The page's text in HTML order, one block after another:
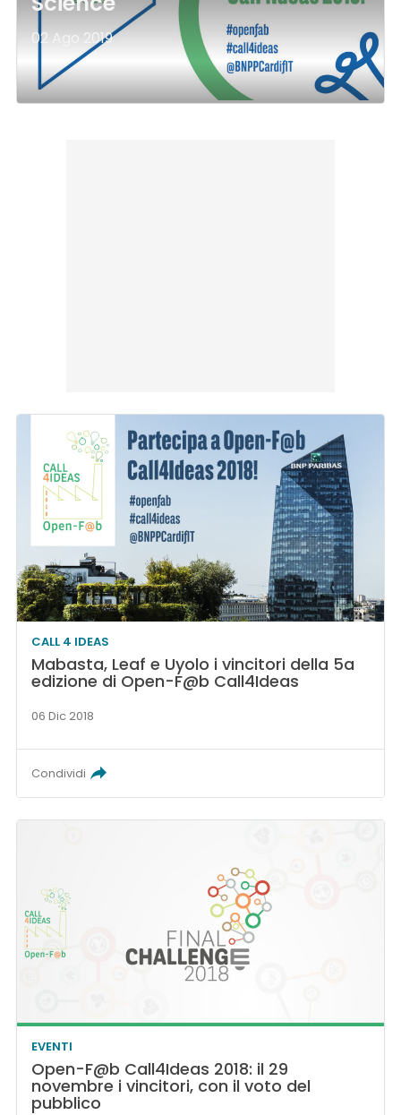
02 Ago 2019
CALL 4 IDEAS
Mabasta, Leaf e Uyolo i vincitori della 5a
edizione di Open-F@b Call4Ideas
06 Dic 2018
Condividi
EVENTI
Open-F@b Call4Ideas 2018: il 29
novembre i vincitori, con il voto del
pubblico